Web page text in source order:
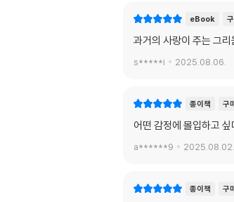
eBook
과거의 사랑이 주는 그
s*****i 2025.08.06.
종이책 구
어떤 감정에 몰입하고
a******9 2025.08.02.
종이책 구